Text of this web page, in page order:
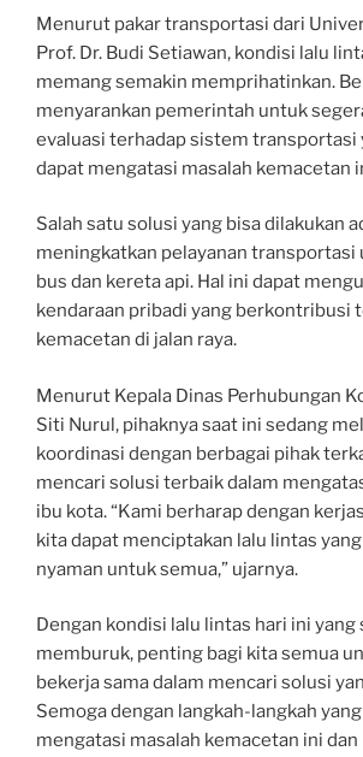
Menurut pakar transportasi dari
Prof. Dr. Budi Setiawan, kondisi lalu
memang semakin memprihatinkan.
menyarankan pemerintah untuk
evaluasi terhadap sistem transportasi
dapat mengatasi masalah kemacetan
Salah satu solusi yang bisa dilakukan
meningkatkan pelayanan transportasi
bus dan kereta api. Hal ini dapat
kendaraan pribadi yang berkontribusi
kemacetan di jalan raya.
Menurut Kepala Dinas Perhubungan
Siti Nurul, pihaknya saat ini sedang
koordinasi dengan berbagai pihak
mencari solusi terbaik dalam
ibu kota. “Kami berharap dengan
kita dapat menciptakan lalu lintas
nyaman untuk semua,” ujarnya.
Dengan kondisi lalu lintas hari ini yang
memburuk, penting bagi kita semua
bekerja sama dalam mencari solusi
Semoga dengan langkah-langkah
mengatasi masalah kemacetan ini